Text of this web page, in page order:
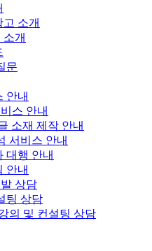
소개
개
문
안내
스 안내
소재 제작 안내
서비스 안내
대행 안내
안내
상담
팅 상담
의 및 컨설팅 상담